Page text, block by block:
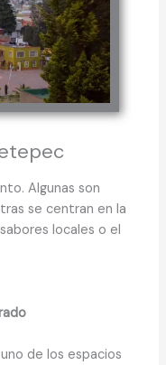
Algunas son
se centran en la
locales o el
de los espacios